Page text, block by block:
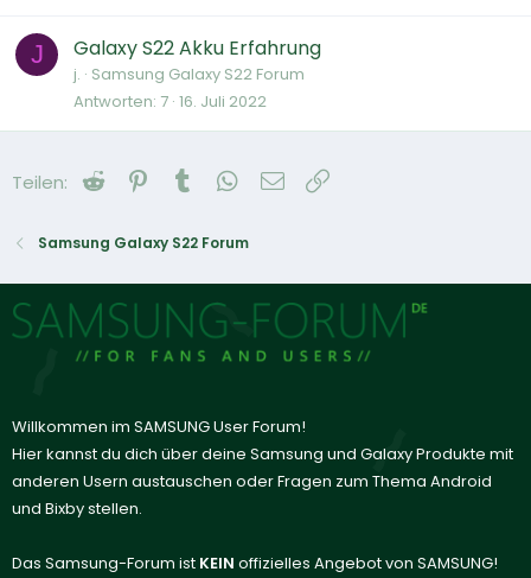
J Galaxy S22 Akku Erfahrung
j. Samsung Galaxy S22 Forum
Antworten 7 16. Juli 2022
Teilen: Reddit Pinterest
Tumblr WhatsApp
E-Mail
Samsung Galaxy S22 Forum
Willkommen im SAMSUNG User Forum!
Hier kannst du dich über deine Samsung und Galaxy Produkte mit
anderen Usern austauschen oder Fragen zum Thema Android
und Bixby stellen.
Das Samsung-Forum ist KEIN offizielles Angebot von SAMSUNG!